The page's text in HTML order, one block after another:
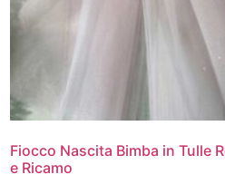
Fiocco Nascita Bimba in Tulle
e Ricamo